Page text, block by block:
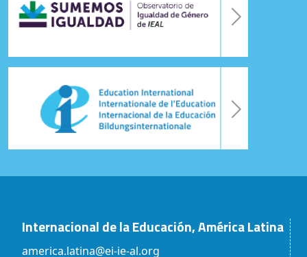
america.latina@ei-ie-al.org
(506) 2223-7797 | (506) 2223-7810